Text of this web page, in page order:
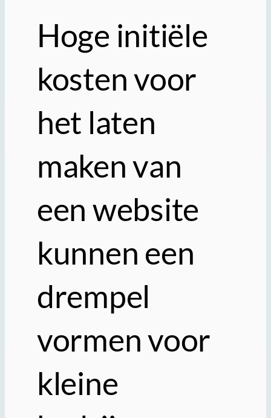
Hoge initiële
kosten voor
het laten
maken van
een website
kunnen een
drempel
vormen voor
kleine